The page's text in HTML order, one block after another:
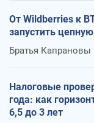
От Wildberries к
запустить
Братья Капрановы
Налоговые
года: как
6,5 до 3 лет